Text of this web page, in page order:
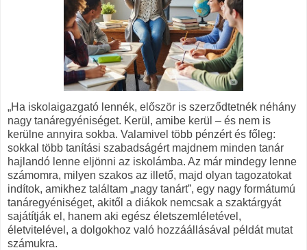
„Ha iskolaigazgató lennék, először is szerződtetnék néhány
nagy tanáregyéniséget. Kerül, amibe kerül – és nem is
kerülne annyira sokba. Valamivel több pénzért és főleg:
sokkal több tanítási szabadságért majdnem minden tanár
hajlandó lenne eljönni az iskolámba. Az már mindegy lenne
számomra, milyen szakos az illető, majd olyan tagozatokat
indítok, amikhez találtam „nagy tanárt”, egy nagy formátumú
tanáregyéniséget, akitől a diákok nemcsak a szaktárgyát
sajátítják el, hanem aki egész életszemléletével,
életvitelével, a dolgokhoz való hozzáállásával példát mutat
számukra.